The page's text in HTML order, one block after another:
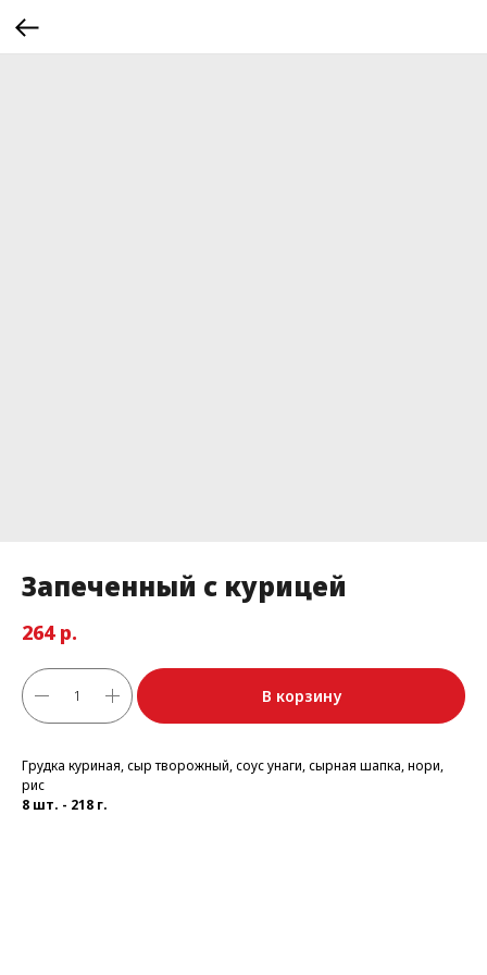
Запеченный с курицей
264 р.
В корзину
Грудка куриная, сыр творожный, соус унаги, сырная шапка, нори,
рис
8 шт. - 218 г.